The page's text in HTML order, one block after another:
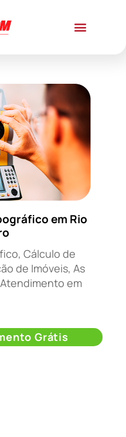
em Rio
Cálculo de
de Imóveis, As
em
Grátis